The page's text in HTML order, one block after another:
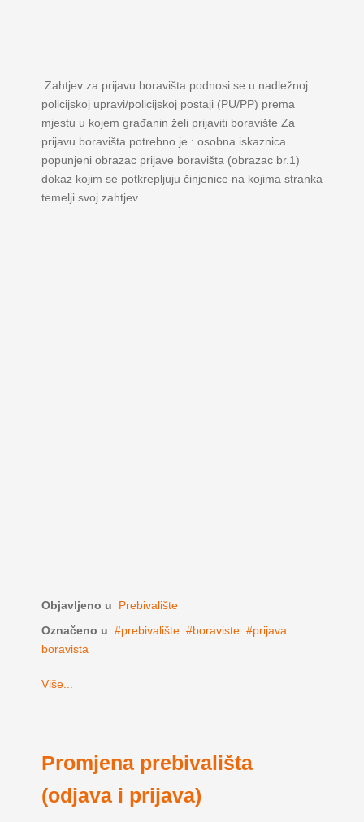
Zahtjev za prijavu boravišta podnosi se u nadležnoj
policijskoj upravi/policijskoj postaji (PU/PP) prema
mjestu u kojem građanin želi prijaviti boravište Za
prijavu boravišta potrebno je : osobna iskaznica
popunjeni obrazac prijave boravišta (obrazac br.1)
dokaz kojim se potkrepljuju činjenice na kojima stranka
temelji svoj zahtjev
Objavljeno u
Prebivalište
Označeno u
prebivalište boraviste
prijava
boravista
Više...
Promjena prebivališta
(odjava i prijava)